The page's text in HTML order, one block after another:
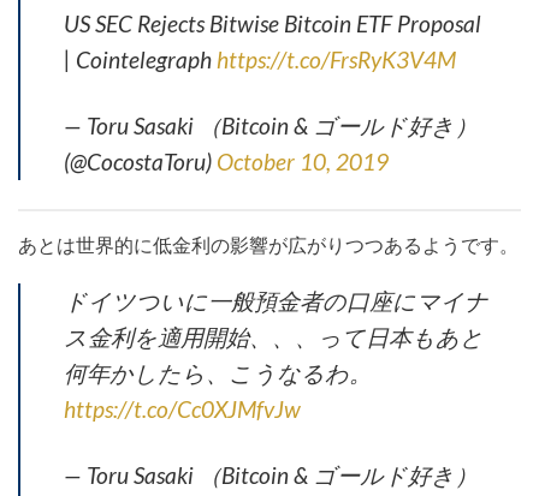
US SEC Rejects Bitwise Bitcoin ETF Proposal
| Cointelegraph https://t.co/FrsRyK3V4M
— Toru Sasaki （Bitcoin & ゴールド好き）
(@CocostaToru) October 10, 2019
あとは世界的に低金利の影響が広がりつつあるようです。
ドイツついに一般預金者の口座にマイナ
ス金利を適用開始、、、って日本もあと
何年かしたら、こうなるわ。
https://t.co/Cc0XJMfvJw
— Toru Sasaki （Bitcoin & ゴールド好き）